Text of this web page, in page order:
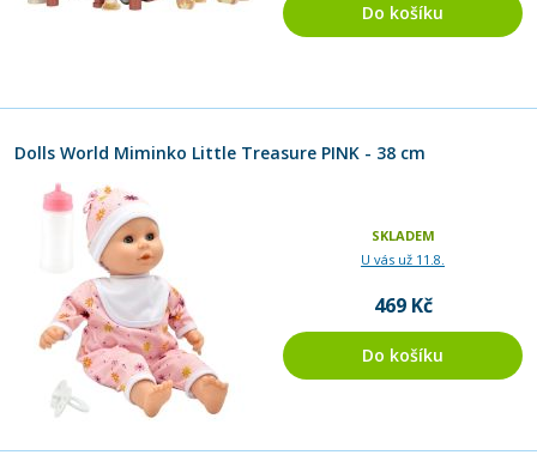
Do košíku
Dolls World Miminko Little Treasure PINK - 38 cm
SKLADEM
U vás už 11.8.
469 Kč
Do košíku